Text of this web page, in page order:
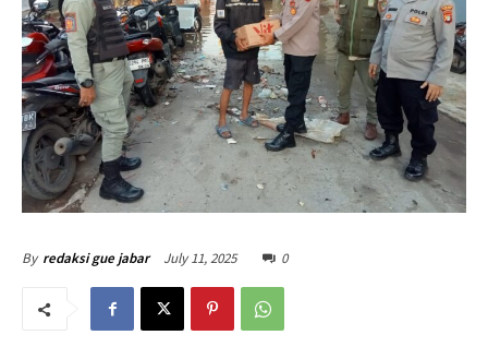
By redaksi gue jabar July 11, 2025 0